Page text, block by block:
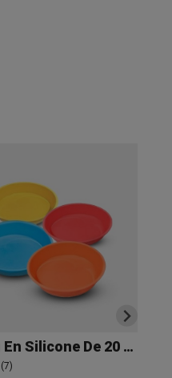
Plateau En Silicone De 20 Cm
(7)